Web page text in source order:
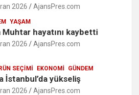
2026 AjansPres.com
YAŞAM
Muhtar hayatını kaybetti
2026 AjansPres.com
SEÇIMI EKONOMI GÜNDEM
İstanbul’da yükseliş
2026 AjansPres.com